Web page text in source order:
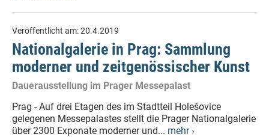
Veröffentlicht am:20.4.2019
Nationalgalerie in Prag: Sammlung
moderner und zeitgenössischer Kunst
Dauerausstellung im Prager Messepalast
Prag - Auf drei Etagen des im Stadtteil Holešovice
gelegenen Messepalastes stellt die Prager Nationalgalerie
über 2300 Exponate moderner und... mehr ›